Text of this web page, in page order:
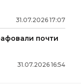
31.07.2026 17:07
почти
31.07.2026 16:54